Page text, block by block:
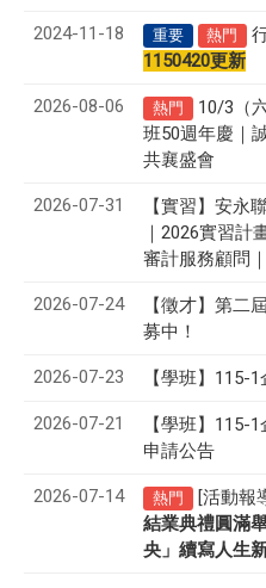
2024-11-18 重要 熱門
1150420更新
2026-08-06 熱門
10/3（
班50週年慶｜
共襄盛會
2026-07-31
【實習】安永
｜2026實習計
審計服務顧問｜
2026-07-24 【徵才】 第二
募中！
2026-07-23 【學班】115-
2026-07-21
【學班】115-
申請公告
2026-07-14 熱門 [活動報
結業典禮圓滿
央」續寫人生